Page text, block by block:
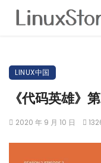
LINUX中国
《代码英雄》
2020 年 9 月 10 日